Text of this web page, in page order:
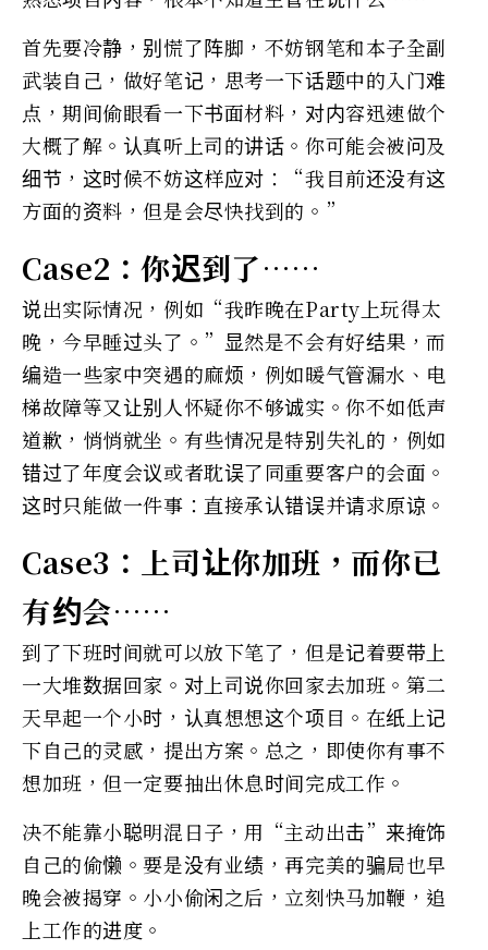
首先要冷静，别慌了阵脚，不妨钢笔和本子全副
武装自己，做好笔记，思考一下话题中的入门难
点，期间偷眼看一下书面材料，对内容迅速做个
大概了解。认真听上司的讲话。你可能会被问及
细节，这时候不妨这样应对：“我目前还没有这
方面的资料，但是会尽快找到的。”
Case2：你迟到了……
说出实际情况，例如“我昨晚在Party上玩得太
晚，今早睡过头了。”显然是不会有好结果，而
编造一些家中突遇的麻烦，例如暖气管漏水、电
梯故障等又让别人怀疑你不够诚实。你不如低声
道歉，悄悄就坐。有些情况是特别失礼的，例如
错过了年度会议或者耽误了同重要客户的会面。
这时只能做一件事：直接承认错误并请求原谅。
Case3：上司让你加班，而你已
有约会……
到了下班时间就可以放下笔了，但是记着要带上
一大堆数据回家。对上司说你回家去加班。第二
天早起一个小时，认真想想这个项目。在纸上记
下自己的灵感，提出方案。总之，即使你有事不
想加班，但一定要抽出休息时间完成工作。
决不能靠小聪明混日子，用“主动出击”来掩饰
自己的偷懒。要是没有业绩，再完美的骗局也早
晚会被揭穿。小小偷闲之后，立刻快马加鞭，追
上工作的进度。